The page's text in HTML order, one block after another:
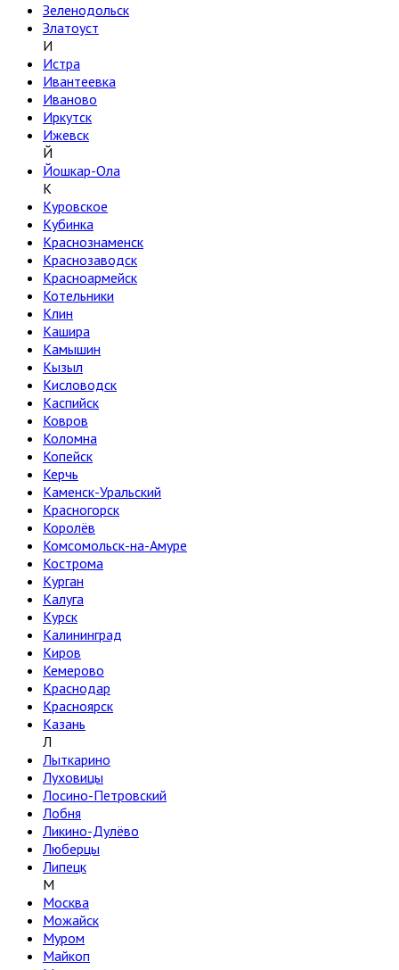
Зеленодольск
Златоуст
И
Истра
Ивантеевка
Иваново
Иркутск
Ижевск
Й
Йошкар-Ола
К
Куровское
Кубинка
Краснознаменск
Краснозаводск
Красноармейск
Котельники
Клин
Кашира
Камышин
Кызыл
Кисловодск
Каспийск
Ковров
Коломна
Копейск
Керчь
Каменск-Уральский
Красногорск
Королёв
Комсомольск-на-Амуре
Кострома
Курган
Калуга
Курск
Калининград
Киров
Кемерово
Краснодар
Красноярск
Казань
Л
Лыткарино
Луховицы
Лосино-Петровский
Лобня
Ликино-Дулёво
Люберцы
Липецк
М
Москва
Можайск
Муром
Майкоп